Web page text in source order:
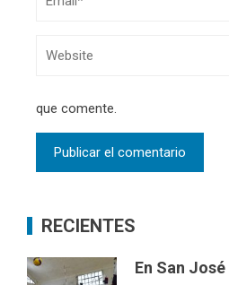
que comente.
RECIENTES
En San